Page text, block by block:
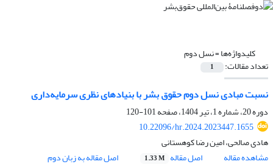
کلیدواژه‌ها =نسل دوم
تعداد مقالات: 1
نسبت مبادی نسل دوم حقوق بشر با بنیادهای نظری سرمایه‌داری
دوره 20، شماره 1، تیر 1404، صفحه
101-120
10.22096/hr.2024.2023447.1655
هادی صالحی، امین رضا کوهستانی
مشاهده مقاله
اصل مقاله 1.33 M اصل مقاله به زبان دوم